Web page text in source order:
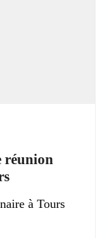
réunion
à Tours